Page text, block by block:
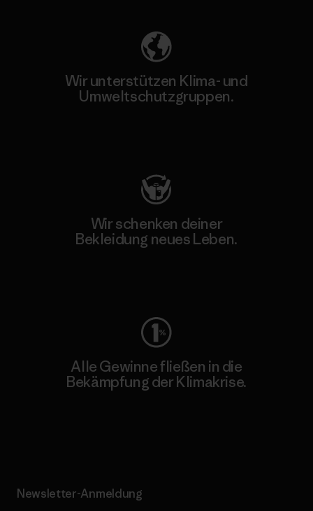
Wir unterstützen Klima- und
Umweltschutzgruppen.
Wir schenken deiner
Bekleidung neues Leben.
Alle Gewinne fließen in die
Bekämpfung der Klimakrise.
Newsletter-Anmeldung